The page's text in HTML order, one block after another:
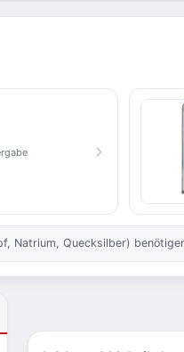
Natrium, Quecksilber)